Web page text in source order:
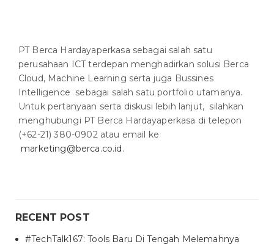
PT Berca Hardayaperkasa sebagai salah satu
perusahaan ICT terdepan menghadirkan solusi Berca
Cloud, Machine Learning serta juga Bussines
Intelligence sebagai salah satu portfolio utamanya.
Untuk pertanyaan serta diskusi lebih lanjut, silahkan
menghubungi PT Berca Hardayaperkasa di telepon
(+62-21) 380-0902 atau email ke
marketing@berca.co.id.
RECENT POST
#TechTalk167: Tools Baru Di Tengah Melemahnya